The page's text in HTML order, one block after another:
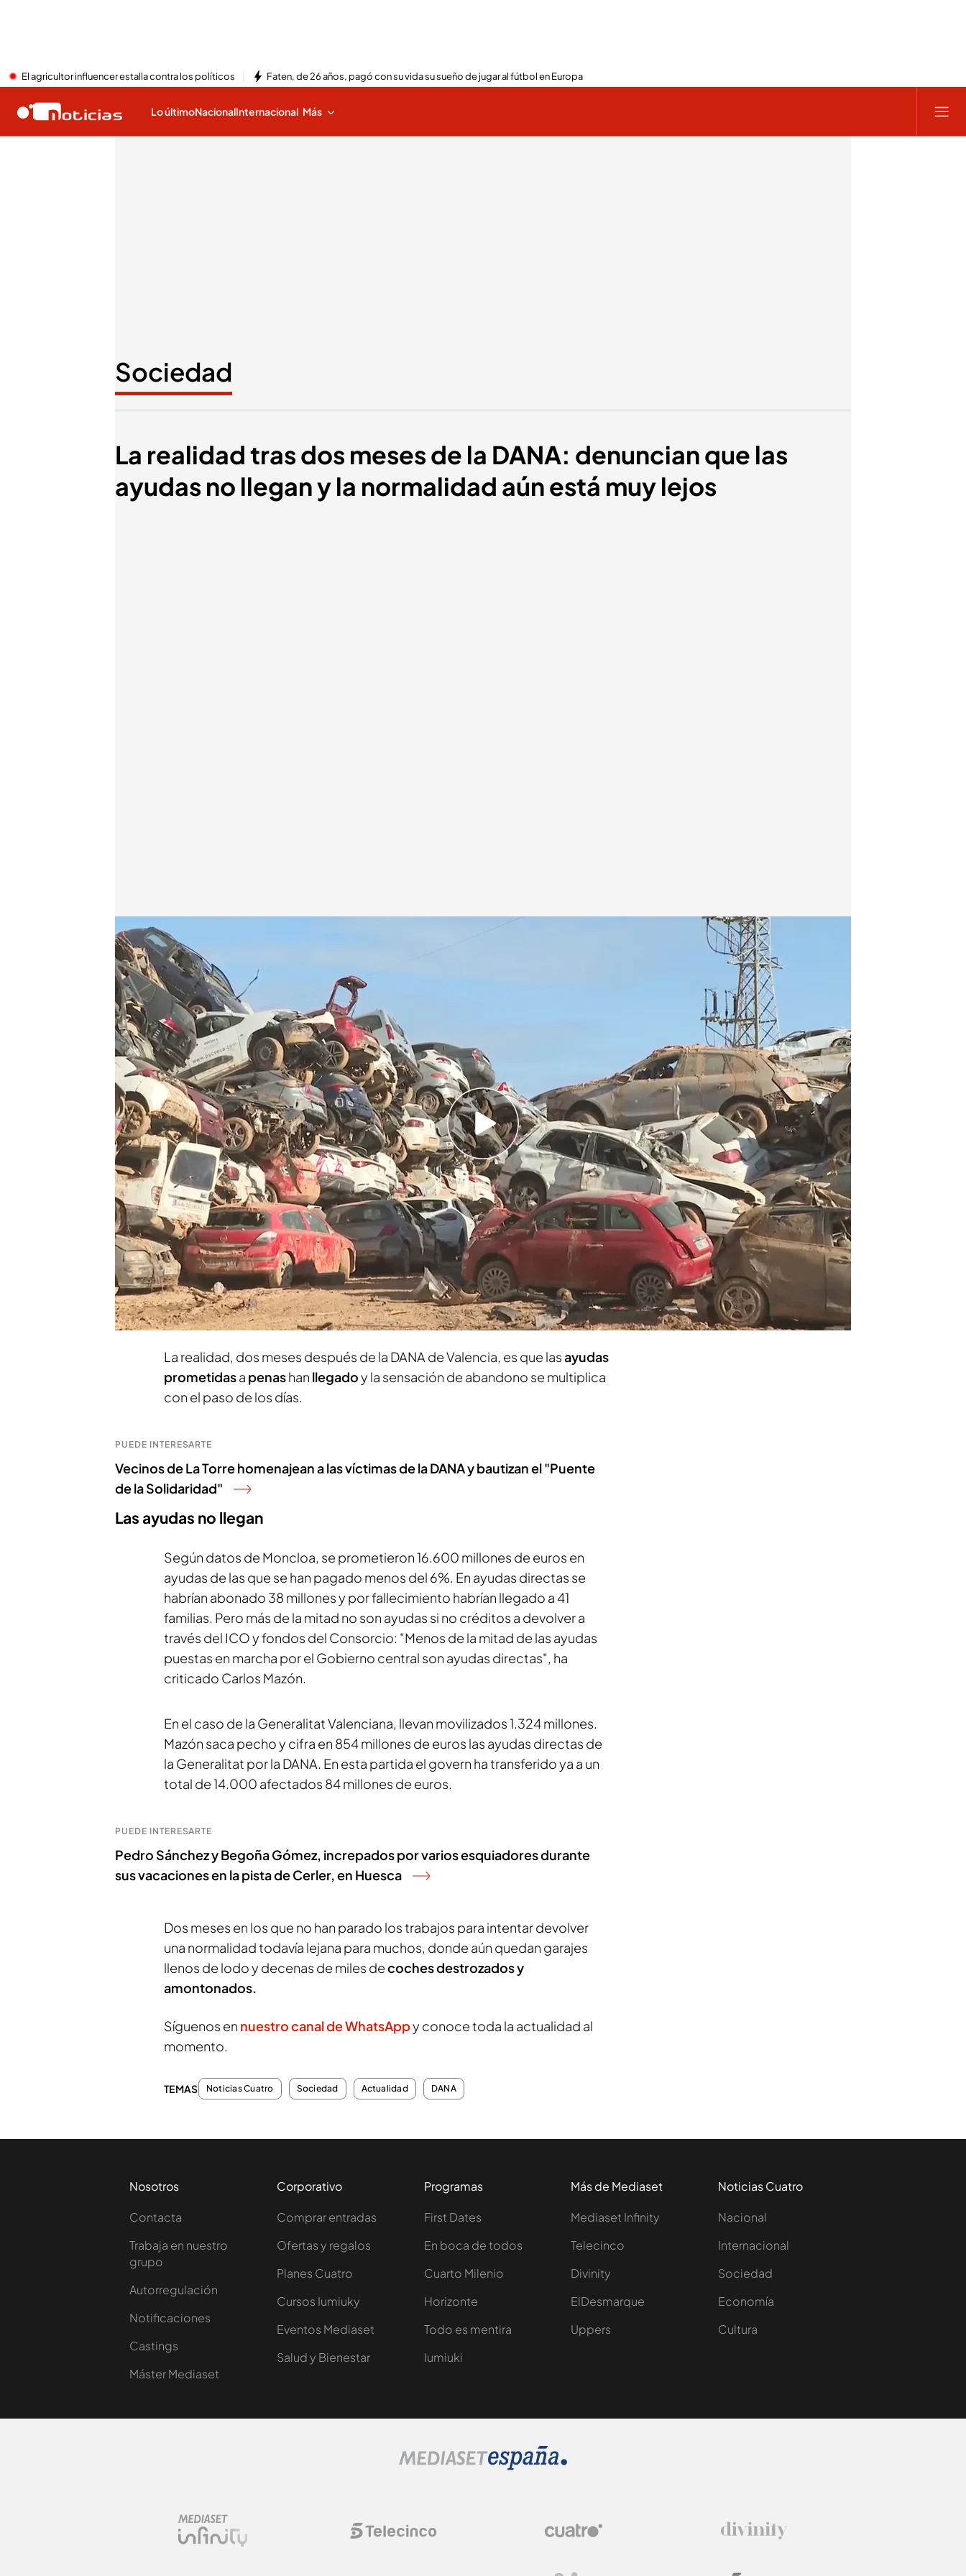
El agricultor influencer estalla contra los políticos Faten, de 26 años, pagó con su vida su sueño de jugar al fútbol en Europa
Lo últimoNacionalInternacional Más
Sociedad
La realidad tras dos meses de la DANA: denuncian que las
ayudas no llegan y la normalidad aún está muy lejos
La realidad tras dos meses de la DANA
Redacción digital Noticias Cuatro
29 DIC 2024 - 14:54h.
Este domingo se cumplen dos meses de la DANA que dejó 231 muertos
La realidad, dos meses después de la DANA de Valencia, es que las
ayudas prometidas a penas han llegado
Según datos de Moncloa, se prometieron 16.600 millones de euros en
ayudas de las que se han pagado menos del 6%
Compartir
Este domingo se cumplendos meses de la DANA del 29 de octubre que
dejó 231 muertos, 223 de ellos en pueblos de Valencia, y tres personas
siguen desaparecidas. Las vidas en los municipios afectados aún están
lejos de volver a la normalidad, mientras los afectados reciben las ayudas
públicas con cuentagotas, comoinforma Mar Bonet.
La realidad, dos meses después de la DANA de Valencia, es que lasayudas
prometidasa penashan llegadoy la sensación de abandono se multiplica
con el paso de los días.
PUEDE INTERESARTE
Vecinos de La Torre homenajean a las víctimas de la DANA y bautizan el "Puente
de la Solidaridad"
Las ayudas no llegan
Según datos de Moncloa, se prometieron 16.600 millones de euros en
ayudas de las que se han pagado menos del 6%. En ayudas directas se
habrían abonado 38 millones y por fallecimiento habrían llegado a 41
familias. Pero más de la mitad no son ayudas si no créditos a devolver a
través del ICO y fondos del Consorcio: "Menos de la mitad de las ayudas
puestas en marcha por el Gobierno central son ayudas directas", ha
criticado Carlos Mazón.
En el caso de la Generalitat Valenciana, llevan movilizados 1.324 millones.
Mazón saca pecho y cifra en 854 millones de euros las ayudas directas de
la Generalitat por la DANA. En esta partida el govern ha transferido ya a un
total de 14.000 afectados 84 millones de euros.
PUEDE INTERESARTE
Pedro Sánchez y Begoña Gómez, increpados por varios esquiadores durante
sus vacaciones en la pista de Cerler, en Huesca
Dos meses en los que no han parado los trabajos para intentar devolver
una normalidad todavía lejana para muchos, donde aún quedan garajes
llenos de lodo y decenas de miles decoches destrozados y
amontonados.
Síguenos en nuestro canal de WhatsAppy conoce toda la actualidad al
momento.
TEMAS Noticias Cuatro Sociedad Actualidad DANA
Nosotros
Contacta
Trabaja en nuestro
grupo
Autorregulación
Notificaciones
Castings
Máster Mediaset
Corporativo
Comprar entradas
Ofertas y regalos
Planes Cuatro
Cursos Iumiuky
Eventos Mediaset
Salud y Bienestar
Programas
First Dates
En boca de todos
Cuarto Milenio
Horizonte
Todo es mentira
Iumiuki
Más de Mediaset
Mediaset Infinity
Telecinco
Divinity
ElDesmarque
Uppers
Noticias Cuatro
Nacional
Internacional
Sociedad
Economía
Cultura